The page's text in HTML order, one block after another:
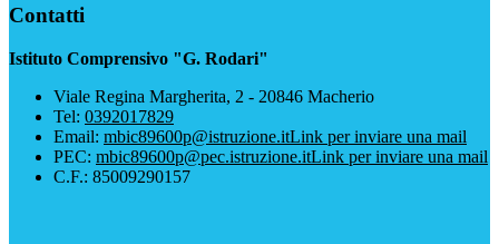
Contatti
Istituto Comprensivo "G. Rodari"
Viale Regina Margherita, 2 - 20846 Macherio
Tel: 0392017829
Email: mbic89600p@istruzione.itLink per inviare una mail
PEC: mbic89600p@pec.istruzione.itLink per inviare una mail
C.F.: 85009290157